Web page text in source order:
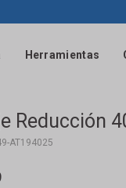
Herramientas
Reducción
AT194025